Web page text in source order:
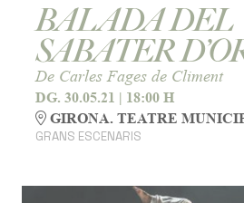
BALADA DEL
SABATER
De Carles Fages de Climent
DG. 30.05.21 | 18:00 H
GIRONA. TEATRE
GRANS ESCENARIS